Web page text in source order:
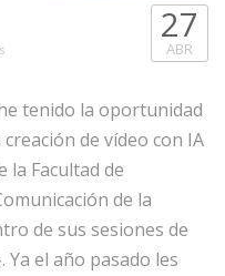
27
ABR
tenido la oportunidad
de vídeo con IA
la Facultad de
de la
de sus sesiones de
Ya el año pasado les